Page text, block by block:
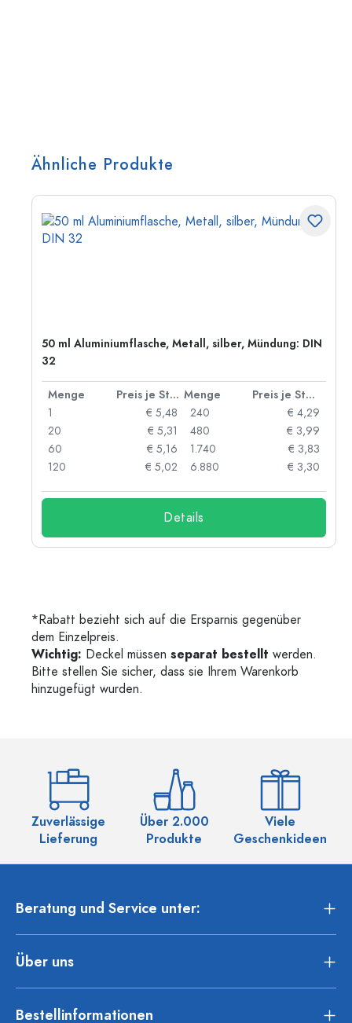
Ähnliche Produkte
50 ml Aluminiumflasche, Metall, silber, Mündung: DIN
32
Menge Preis je Stück Menge
Preis je Stück
1
€ 5,48
20
€ 5,31
60
€ 5,16
120
€ 5,02
240
€ 4,29
480
€ 3,99
1.740
€ 3,83
6.880
€ 3,30
Details
*Rabatt bezieht sich auf die Ersparnis gegenüber
dem Einzelpreis.
Wichtig: Deckel müssen separat bestellt werden.
Bitte stellen Sie sicher, dass sie Ihrem Warenkorb
hinzugefügt wurden.
Zuverlässige
Lieferung
Über 2.000
Produkte
Viele
Geschenkideen
Beratung und Service unter:
Über uns
Bestellinformationen